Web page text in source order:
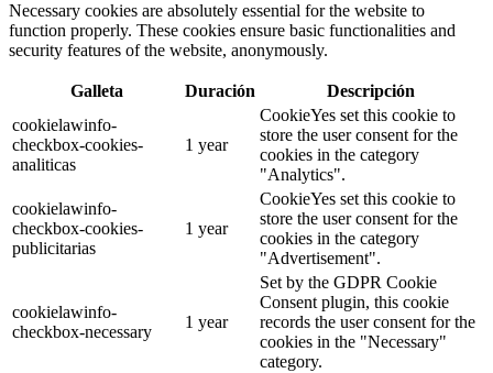
Necessary cookies are absolutely essential for the website to
function properly. These cookies ensure basic functionalities and
security features of the website, anonymously.
Galleta Duración
Descripción
cookielawinfo-
checkbox-cookies-
analiticas
1 year
CookieYes set this cookie to
store the user consent for the
cookies in the category
"Analytics".
cookielawinfo-
checkbox-cookies-
publicitarias
1 year
CookieYes set this cookie to
store the user consent for the
cookies in the category
"Advertisement".
cookielawinfo-
checkbox-necessary
1 year
Set by the GDPR Cookie
Consent plugin, this cookie
records the user consent for the
cookies in the "Necessary"
category.